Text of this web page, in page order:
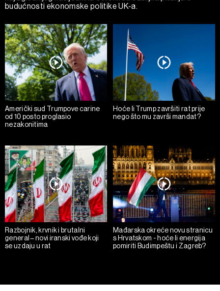
budućnosti ekonomske politike UK-a.
Američki sud Trumpove carine
od 10 posto proglasio
nezakonitima
Hoće li Trump završiti rat prije
nego što mu završi mandat?
Razbojnik, krvnik i brutalni
general – novi iranski vođe koji
se uzdaju u rat
Mađarska okreće novu stranicu
s Hrvatskom - hoće li energija
pomiriti Budimpeštu i Zagreb?